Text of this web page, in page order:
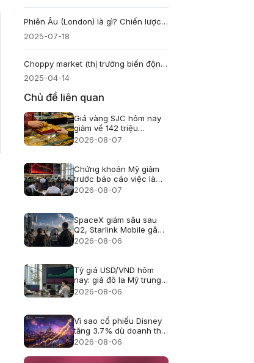
Phiên Âu (London) là gì? Chiến lược giao dịch giờ mở cửa
2025-07-18
Choppy market (thị trường biến động) là gì?
2025-04-14
Chủ đề liên quan
Giá vàng SJC hôm nay
giảm về 142 triệu
đồng/lượng
2026-08-07
Chứng khoán Mỹ giảm
trước báo cáo việc làm
nhưng Phố Wall chưa
2026-08-07
SpaceX giảm sâu sau
Q2, Starlink Mobile gây
áp lực lên viễn thông Mỹ
2026-08-06
Tỷ giá USD/VND hôm
nay: giá đô la Mỹ trung
tâm lên 25.433, USD
2026-08-06
Vì sao cổ phiếu Disney
tăng 3.7% dù doanh thu
hụt kỳ vọng?
2026-08-06